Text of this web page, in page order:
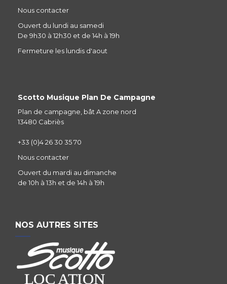
Nous contacter
Ouvert du lundi au samedi
De 9h30 à 12h30 et de 14h à 19h
Fermeture les lundis d'aout
Scotto Musique Plan De Campagne
Plan de campagne, bât A zone nord
13480 Cabriès
+33 (0)4 26 30 35 70
Nous contacter
Ouvert du mardi au dimanche
de 10h à 13h et de 14h à 19h
NOS AUTRES SITES